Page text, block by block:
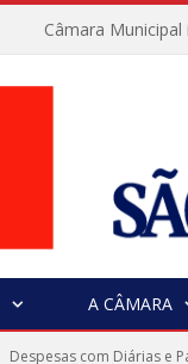
Câmara
A CÂMARA
Despesas com Diárias e